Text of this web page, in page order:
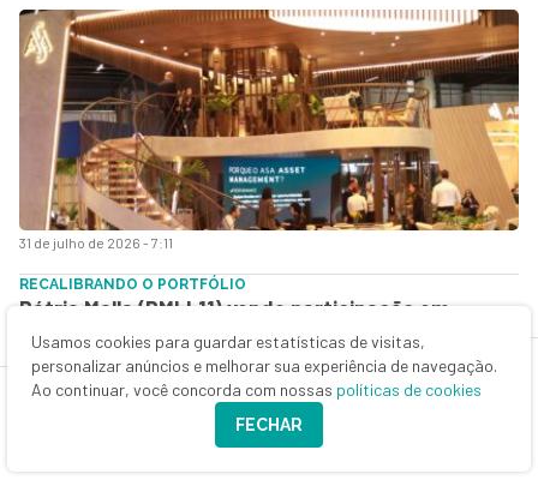
31 de julho de 2026 - 7:11
RECALIBRANDO O PORTFÓLIO
Pátria Malls (PMLL11) vende participação em
shopping e prevê lucro de R$ 1,70 por cota
Usamos cookies para guardar estatísticas de visitas,
personalizar anúncios e melhorar sua experiência de navegação.
Ao continuar, você concorda com nossas políticas de cookies
FECHAR